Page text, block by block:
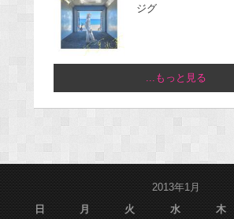
ジグ
...もっと見る
2013年1月
日
月 火 水 木